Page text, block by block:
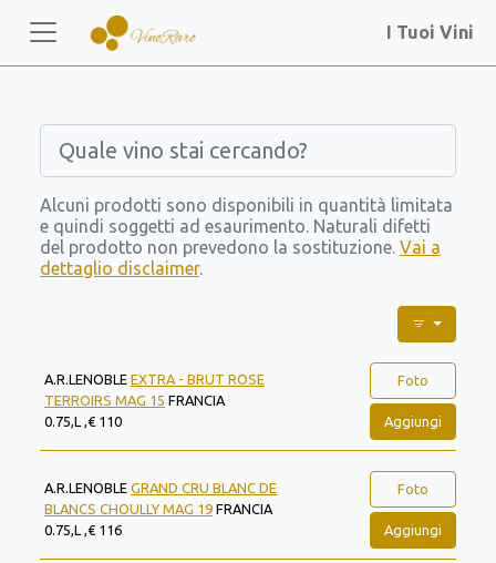
I Tuoi Vini
Alcuni prodotti sono disponibili in quantità limitata
e quindi soggetti ad esaurimento. Naturali difetti
del prodotto non prevedono la sostituzione. Vai a
dettaglio disclaimer.
A.R.LENOBLE EXTRA - BRUT ROSE
TERROIRS MAG 15 FRANCIA
0.75,L ,€ 110
Foto
Aggiungi
A.R.LENOBLE GRAND CRU BLANC DE
BLANCS CHOULLY MAG 19 FRANCIA
0.75,L ,€ 116
Foto
Aggiungi